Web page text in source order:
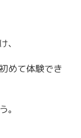
、
めて体験でき
。